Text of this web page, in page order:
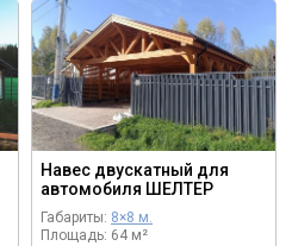
Навес двускатный для
автомобиля ШЕЛТЕР
Габариты: 8×8 м.
Площадь: 64 м²